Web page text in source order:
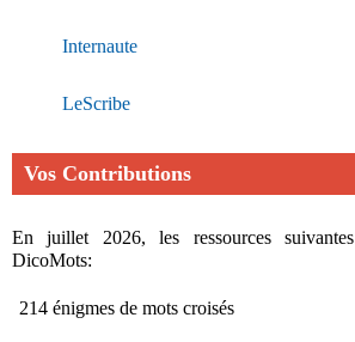
Internaute
LeScribe
Vos Contributions
En juillet 2026, les ressources
DicoMots:
214 énigmes de mots croisés